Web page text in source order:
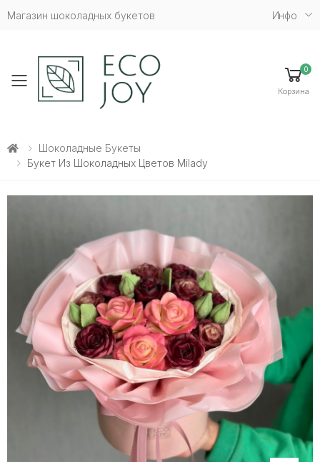
Магазин шоколадных букетов Инфо
Toggle mobile menu
0
Корзина
Шоколадные Букеты
Букет Из Шоколадных Цветов Milady